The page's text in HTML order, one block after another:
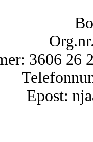
3606 26
Epost: